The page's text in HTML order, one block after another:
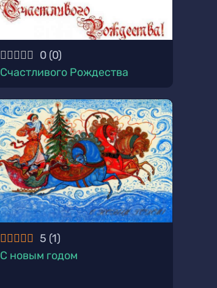
0 (0)
Счастливого Рождества
5 (1)
С новым годом